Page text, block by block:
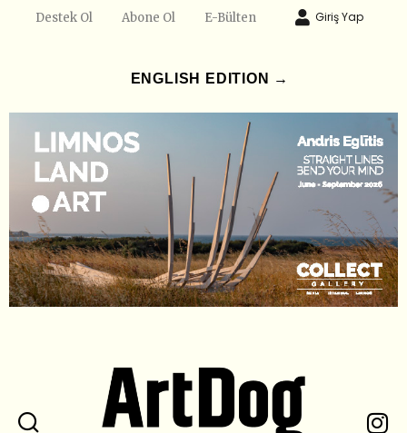
Destek Ol Abone Ol E-Bülten Giriş Yap
ENGLISH EDITION →